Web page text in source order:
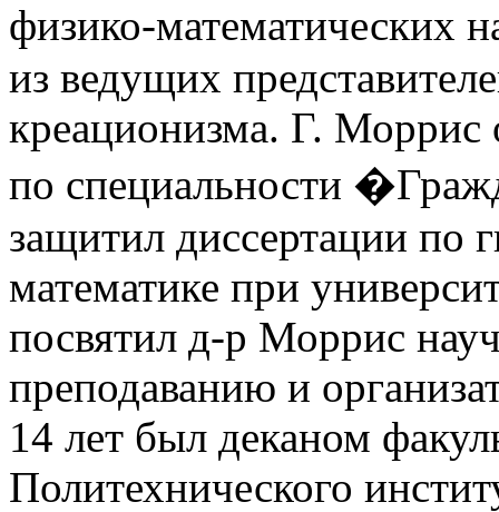
физико-
из ведущих
креационизма. Г. Моррис
по специальности
защитил диссертации по
математике при
посвятил д-р Моррис
преподаванию и
14 лет был деканом
Политехнического